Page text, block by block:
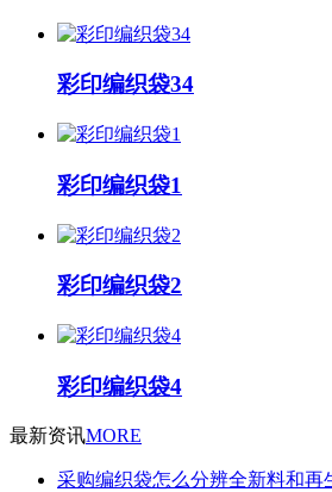
彩印编织袋34
彩印编织袋1
彩印编织袋2
彩印编织袋4
最新资讯MORE
采购编织袋怎么分辨全新料和再